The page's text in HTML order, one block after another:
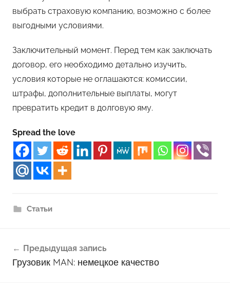
выбрать страховую компанию, возможно с более
выгодными условиями.
Заключительный момент. Перед тем как заключать
договор, его необходимо детально изучить,
условия которые не оглашаются: комиссии,
штрафы, дополнительные выплаты, могут
превратить кредит в долговую яму.
Spread the love
Статьи
по
Предыдущая запись
Грузовик MAN: немецкое качество